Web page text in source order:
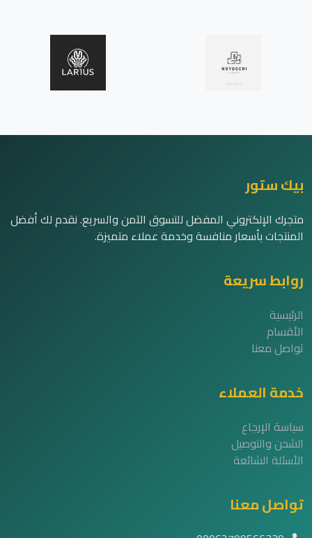
بيك ستور
متجرك الإلكتروني المفضل للتسوق الآمن والسريع. نقدم لك أفضل
المنتجات بأسعار منافسة وخدمة عملاء متميزة.
روابط سريعة
الرئيسية
الأقسام
تواصل معنا
خدمة العملاء
سياسة الإرجاع
الشحن والتوصيل
الأسئلة الشائعة
تواصل معنا